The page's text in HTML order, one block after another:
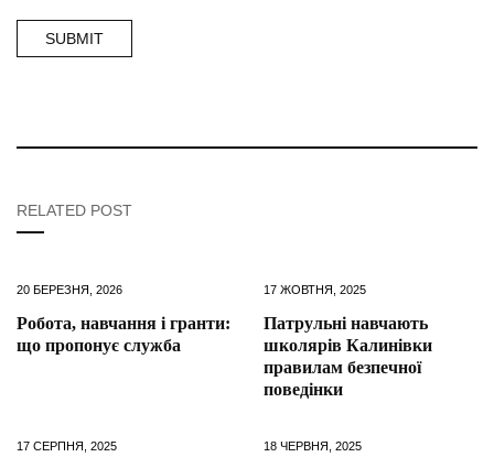
RELATED POST
20 БЕРЕЗНЯ, 2026
Робота, навчання і гранти:
що пропонує служба
17 ЖОВТНЯ, 2025
Патрульні навчають
школярів Калинівки
правилам безпечної
поведінки
17 СЕРПНЯ, 2025 18 ЧЕРВНЯ, 2025